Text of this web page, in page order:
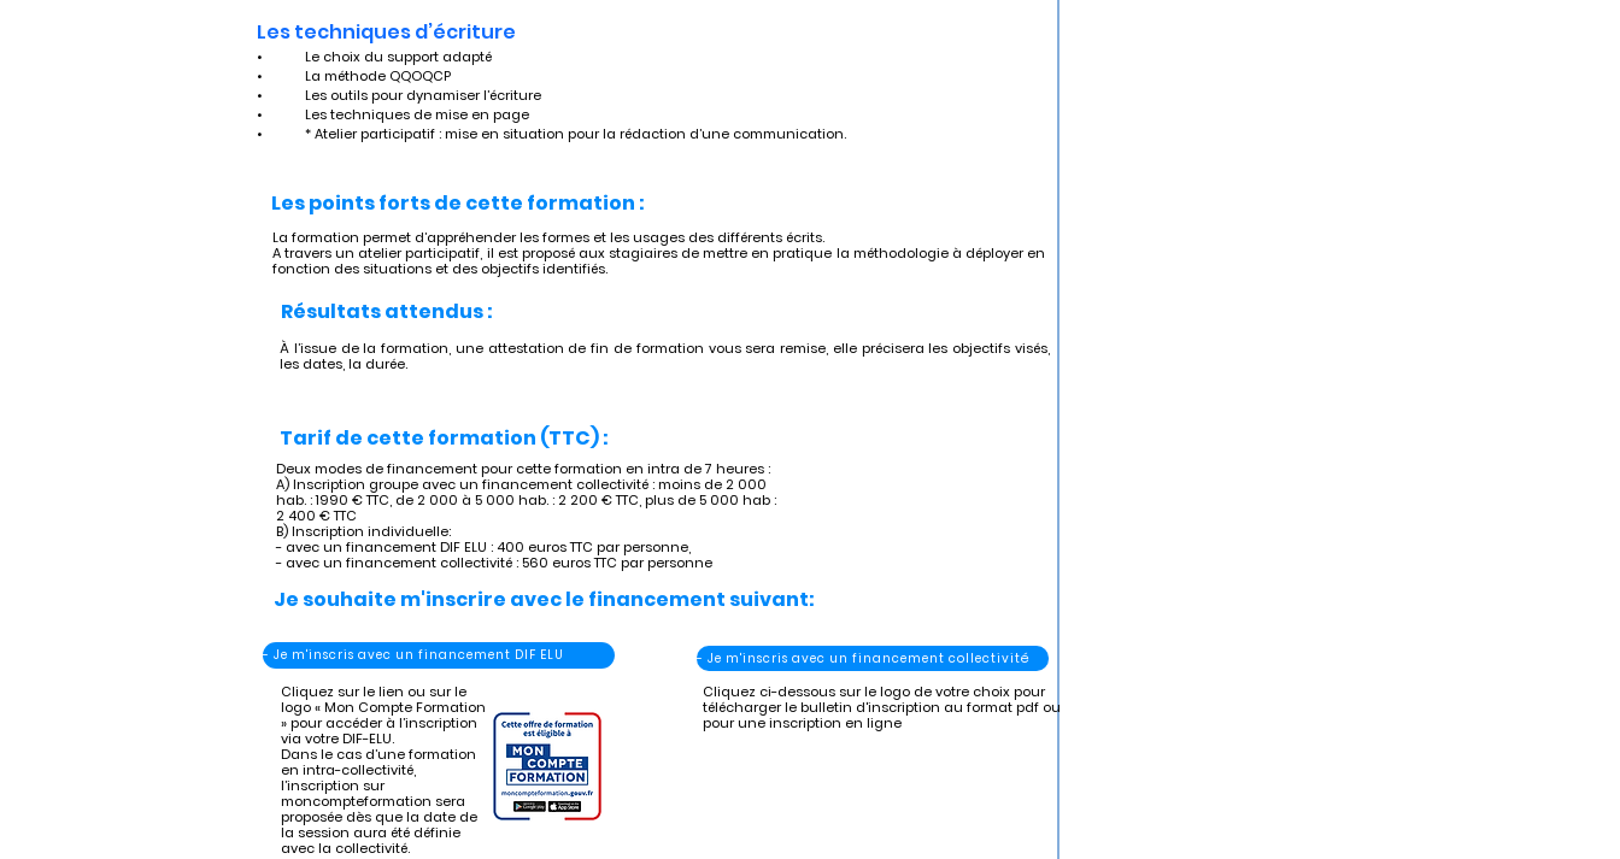
Les techniques d’écriture
•	Le choix du support adapté
•	La méthode QQOQCP
•	Les outils pour dynamiser l’écriture
•	Les techniques de mise en page
•	* Atelier participatif : mise en situation pour la rédaction d’une communication.
Les points forts de cette formation :
La formation permet d’appréhender les formes et les usages des différents écrits.
A travers un atelier participatif, il est proposé aux stagiaires de mettre en pratique la méthodologie à déployer en
fonction des situations et des objectifs identifiés.
Résultats attendus :
À l’issue de la formation, une attestation de fin de formation vous sera remise, elle précisera les objectifs visés,
les dates, la durée.
Tarif de cette formation (TTC) :
Deux modes de financement pour cette formation en intra de 7 heures :
A) Inscription groupe avec un financement collectivité : moins de 2 000
hab. : 1990 € TTC, de 2 000 à 5 000 hab. : 2 200 € TTC, plus de 5 000 hab :
2 400 € TTC
B) Inscription individuelle:
- avec un financement DIF ELU : 400 euros TTC par personne,
- avec un financement collectivité : 560 euros TTC par personne
Je souhaite m'inscrire avec le financement suivant:
- Je m'inscris avec un financement DIF ELU - Je m'inscris avec un financement collectivité
Cliquez sur le lien ou sur le
logo « Mon Compte Formation
» pour accéder à l’inscription
via votre DIF-ELU.
Dans le cas d’une formation
en intra-collectivité,
l’inscription sur
moncompteformation sera
proposée dès que la date de
la session aura été définie
avec la collectivité.
Cliquez ci-dessous sur le logo de votre choix pour
télécharger le bulletin d'inscription au format pdf ou
pour une inscription en ligne